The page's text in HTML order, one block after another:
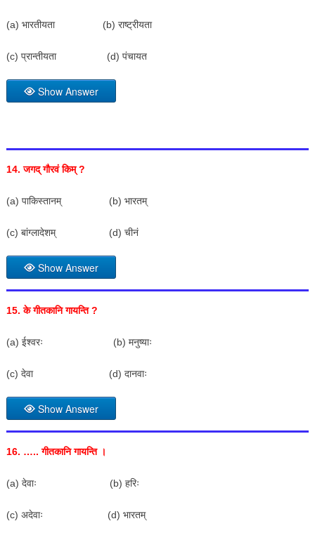
(a) भारतीयता (b) राष्ट्रीयता
(c) प्रान्तीयता (d) पंचायत
Show Answer
14.जगद् गौरवं किम्?
(a) पाकिस्तानम् (b) भारतम्
(c) बांग्लादेशम् (d) चीनं
Show Answer
15.के गीतकानि गायन्ति?
(a) ईश्वरः (b) मनुष्याः
(c) देवा (d) दानवाः
Show Answer
16. …..गीतकानि गायन्ति ।
(a) देवाः (b) हरिः
(c) अदेवाः (d) भारतम्